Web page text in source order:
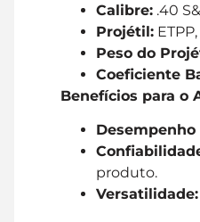
Calibre: .40
Projétil:
Peso do
Coeficiente
Benefícios para o
Desempenho
produto.
Versatilidade: